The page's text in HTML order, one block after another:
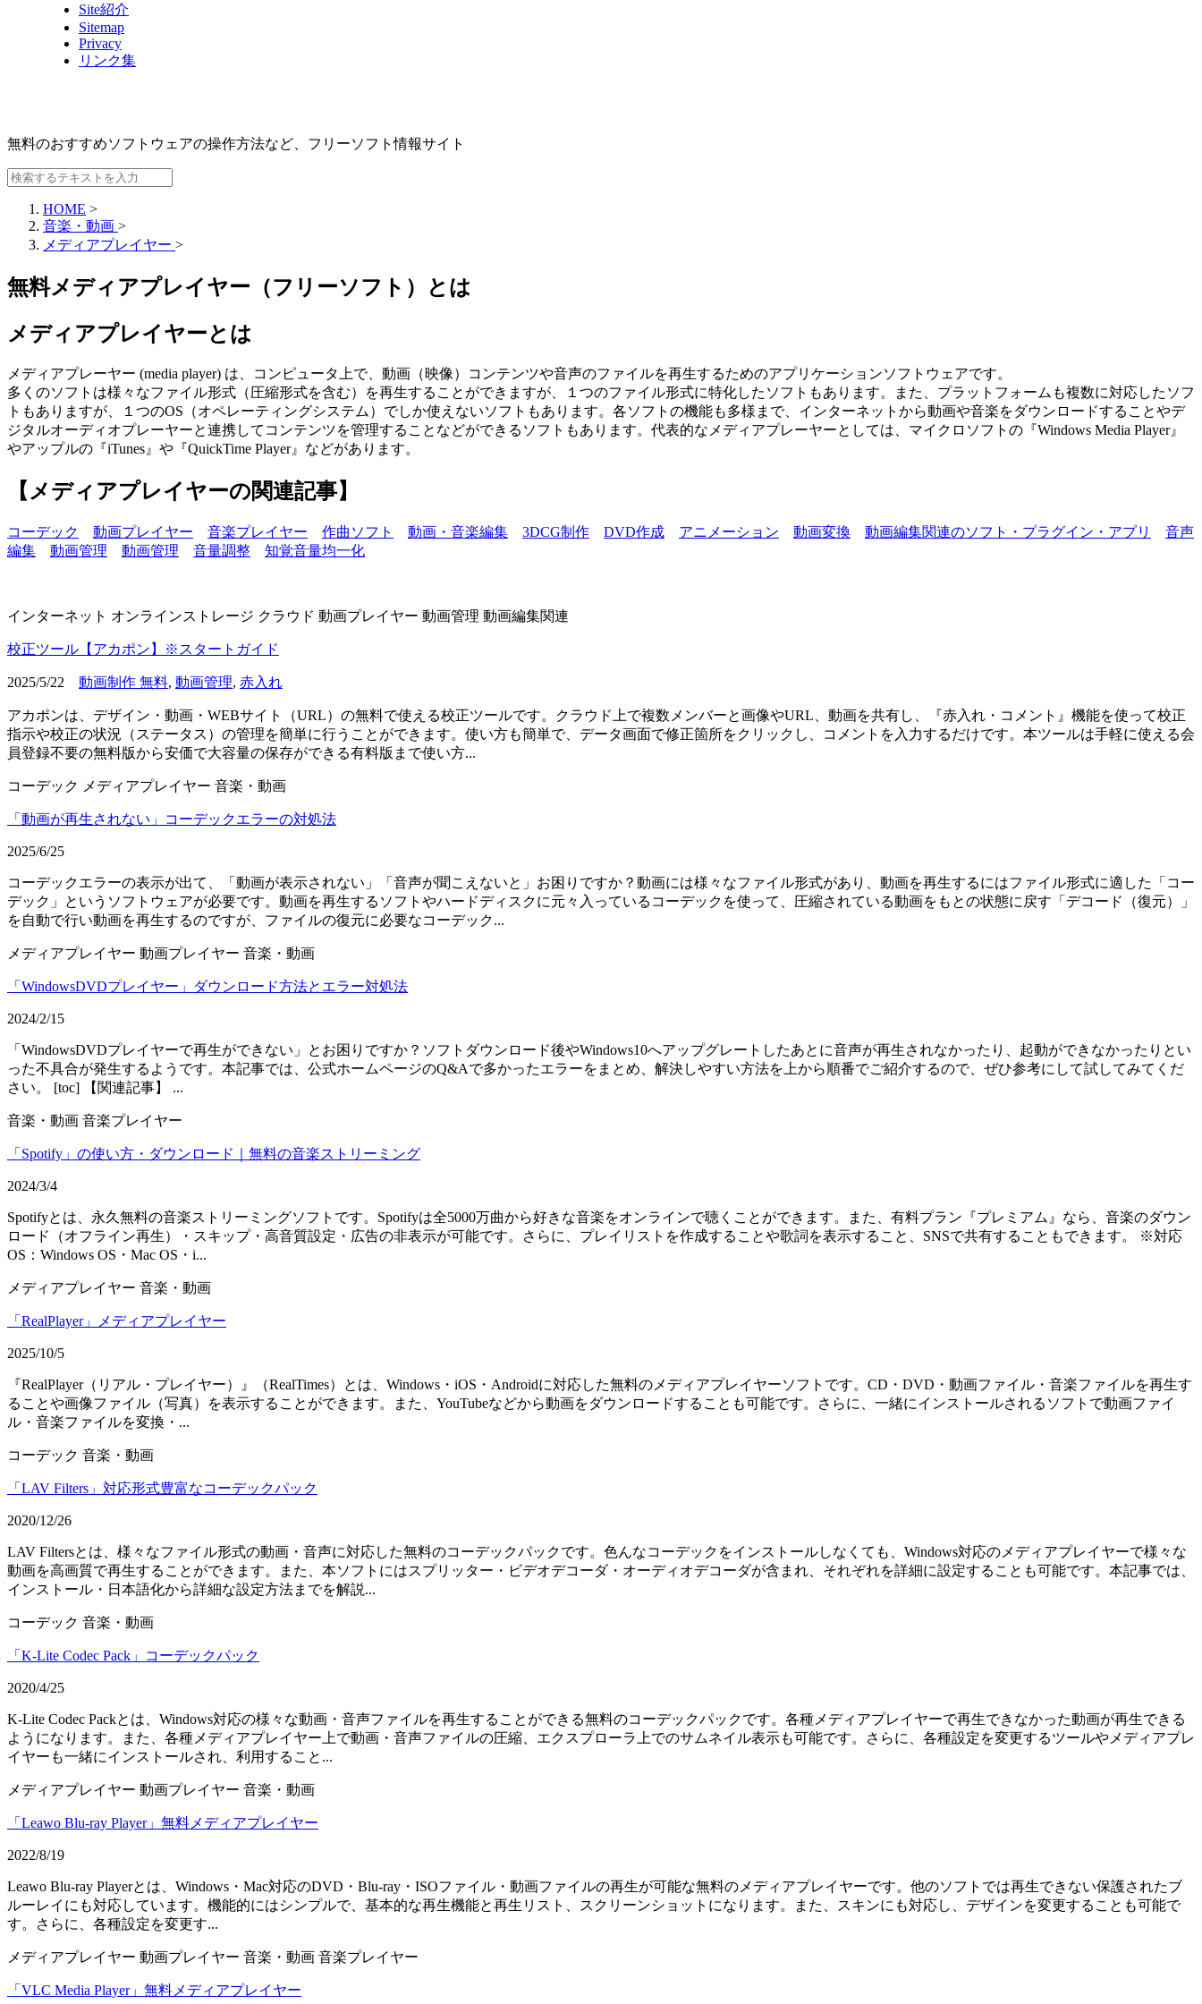
Site紹介
Sitemap
Privacy
リンク集
無料のおすすめソフトウェアの操作方法など、 フリーソフト情報サイト
HOME >
音楽・動画 >
メディアプレイヤー >
無料メディアプレイヤー（フリーソフト）とは
メディアプレイヤーとは
メディアプレーヤー (media player) は、コンピュータ上で、動画（映像）コンテンツや音声のファイルを再生するためのアプリケーションソフトウェアです。
多くのソフトは様々なファイル形式（圧縮形式を含む）を再生することができますが、１つのファイル形式に特化したソフトもあります。また、プラットフォームも複数に対応したソフ
トもありますが、１つのOS（オペレーティングシステム）でしか使えないソフトもあります。各ソフトの機能も多様まで、インターネットから動画や音楽をダウンロードすることやデ
ジタルオーディオプレーヤーと連携してコンテンツを管理することなどができるソフトもあります。代表的なメディアプレーヤーとしては、マイクロソフトの『Windows Media Player』
やアップルの『iTunes』や『QuickTime Player』などがあります。
【メディアプレイヤーの関連記事】
コーデック 動画プレイヤー 音楽プレイヤー 作曲ソフト 動画・音楽編集 3DCG制作 DVD作成 アニメーション 動画変換 動画編集関連のソフト・プラグイン・アプリ
音声
編集
動画管理 動画管理 音量調整 知覚音量均一化
インターネット オンラインストレージ クラウド 動画プレイヤー 動画管理 動画編集関連
校正ツール【アカポン】※スタートガイド
2025/5/22 動画制作 無料, 動画管理, 赤入れ
アカポンは、デザイン・動画・WEBサイト（URL）の無料で使える校正ツールです。クラウド上で複数メンバーと画像やURL、動画を共有し、『赤入れ・コメント』機能を使って校正
指示や校正の状況（ステータス）の管理を簡単に行うことができます。使い方も簡単で、データ画面で修正箇所をクリックし、コメントを入力するだけです。本ツールは手軽に使える会
員登録不要の無料版から安価で大容量の保存ができる有料版まで使い方...
コーデック メディアプレイヤー 音楽・動画
「動画が再生されない」コーデックエラーの対処法
2025/6/25
コーデックエラーの表示が出て、「動画が表示されない」「音声が聞こえないと」お困りですか？動画には様々なファイル形式があり、動画を再生するにはファイル形式に適した「コー
デック」というソフトウェアが必要です。動画を再生するソフトやハードディスクに元々入っているコーデックを使って、圧縮されている動画をもとの状態に戻す「デコード（復元）」
を自動で行い動画を再生するのですが、ファイルの復元に必要なコーデック...
メディアプレイヤー 動画プレイヤー 音楽・動画
「WindowsDVDプレイヤー」ダウンロード方法とエラー対処法
2024/2/15
「WindowsDVDプレイヤーで再生ができない」とお困りですか？ソフトダウンロード後やWindows10へアップグレートしたあとに音声が再生されなかったり、起動ができなかったりとい
った不具合が発生するようです。本記事では、公式ホームページのQ&Aで多かったエラーをまとめ、解決しやすい方法を上から順番でご紹介するので、ぜひ参考にして試してみてくだ
さい。 [toc] 【関連記事】 ...
音楽・動画 音楽プレイヤー
「Spotify」の使い方・ダウンロード｜無料の音楽ストリーミング
2024/3/4
Spotifyとは、永久無料の音楽ストリーミングソフトです。Spotifyは全5000万曲から好きな音楽をオンラインで聴くことができます。また、有料プラン『プレミアム』なら、音楽のダウン
ロード（オフライン再生）・スキップ・高音質設定・広告の非表示が可能です。さらに、プレイリストを作成することや歌詞を表示すること、SNSで共有することもできます。 ※対応
OS：Windows OS・Mac OS・i...
メディアプレイヤー 音楽・動画
「RealPlayer」メディアプレイヤー
2025/10/5
『RealPlayer（リアル・プレイヤー）』（RealTimes）とは、Windows・iOS・Androidに対応した無料のメディアプレイヤーソフトです。CD・DVD・動画ファイル・音楽ファイルを再生す
ることや画像ファイル（写真）を表示することができます。また、YouTubeなどから動画をダウンロードすることも可能です。さらに、一緒にインストールされるソフトで動画ファイ
ル・音楽ファイルを変換・...
コーデック 音楽・動画
「LAV Filters」対応形式豊富なコーデックパック
2020/12/26
LAV Filtersとは、様々なファイル形式の動画・音声に対応した無料のコーデックパックです。色んなコーデックをインストールしなくても、Windows対応のメディアプレイヤーで様々な
動画を高画質で再生することができます。また、本ソフトにはスプリッター・ビデオデコーダ・オーディオデコーダが含まれ、それぞれを詳細に設定することも可能です。本記事では、
インストール・日本語化から詳細な設定方法までを解説...
コーデック 音楽・動画
「K-Lite Codec Pack」コーデックパック
2020/4/25
K-Lite Codec Packとは、Windows対応の様々な動画・音声ファイルを再生することができる無料のコーデックパックです。各種メディアプレイヤーで再生できなかった動画が再生できる
ようになります。また、各種メディアプレイヤー上で動画・音声ファイルの圧縮、エクスプローラ上でのサムネイル表示も可能です。さらに、各種設定を変更するツールやメディアプレ
イヤーも一緒にインストールされ、利用すること...
メディアプレイヤー 動画プレイヤー 音楽・動画
「Leawo Blu-ray Player」無料メディアプレイヤー
2022/8/19
Leawo Blu-ray Playerとは、Windows・Mac対応のDVD・Blu-ray・ISOファイル・動画ファイルの再生が可能な無料のメディアプレイヤーです。他のソフトでは再生できない保護されたブ
ルーレイにも対応しています。機能的にはシンプルで、基本的な再生機能と再生リスト、スクリーンショットになります。また、スキンにも対応し、デザインを変更することも可能で
す。さらに、各種設定を変更す...
メディアプレイヤー 動画プレイヤー 音楽・動画 音楽プレイヤー
「VLC Media Player」無料メディアプレイヤー